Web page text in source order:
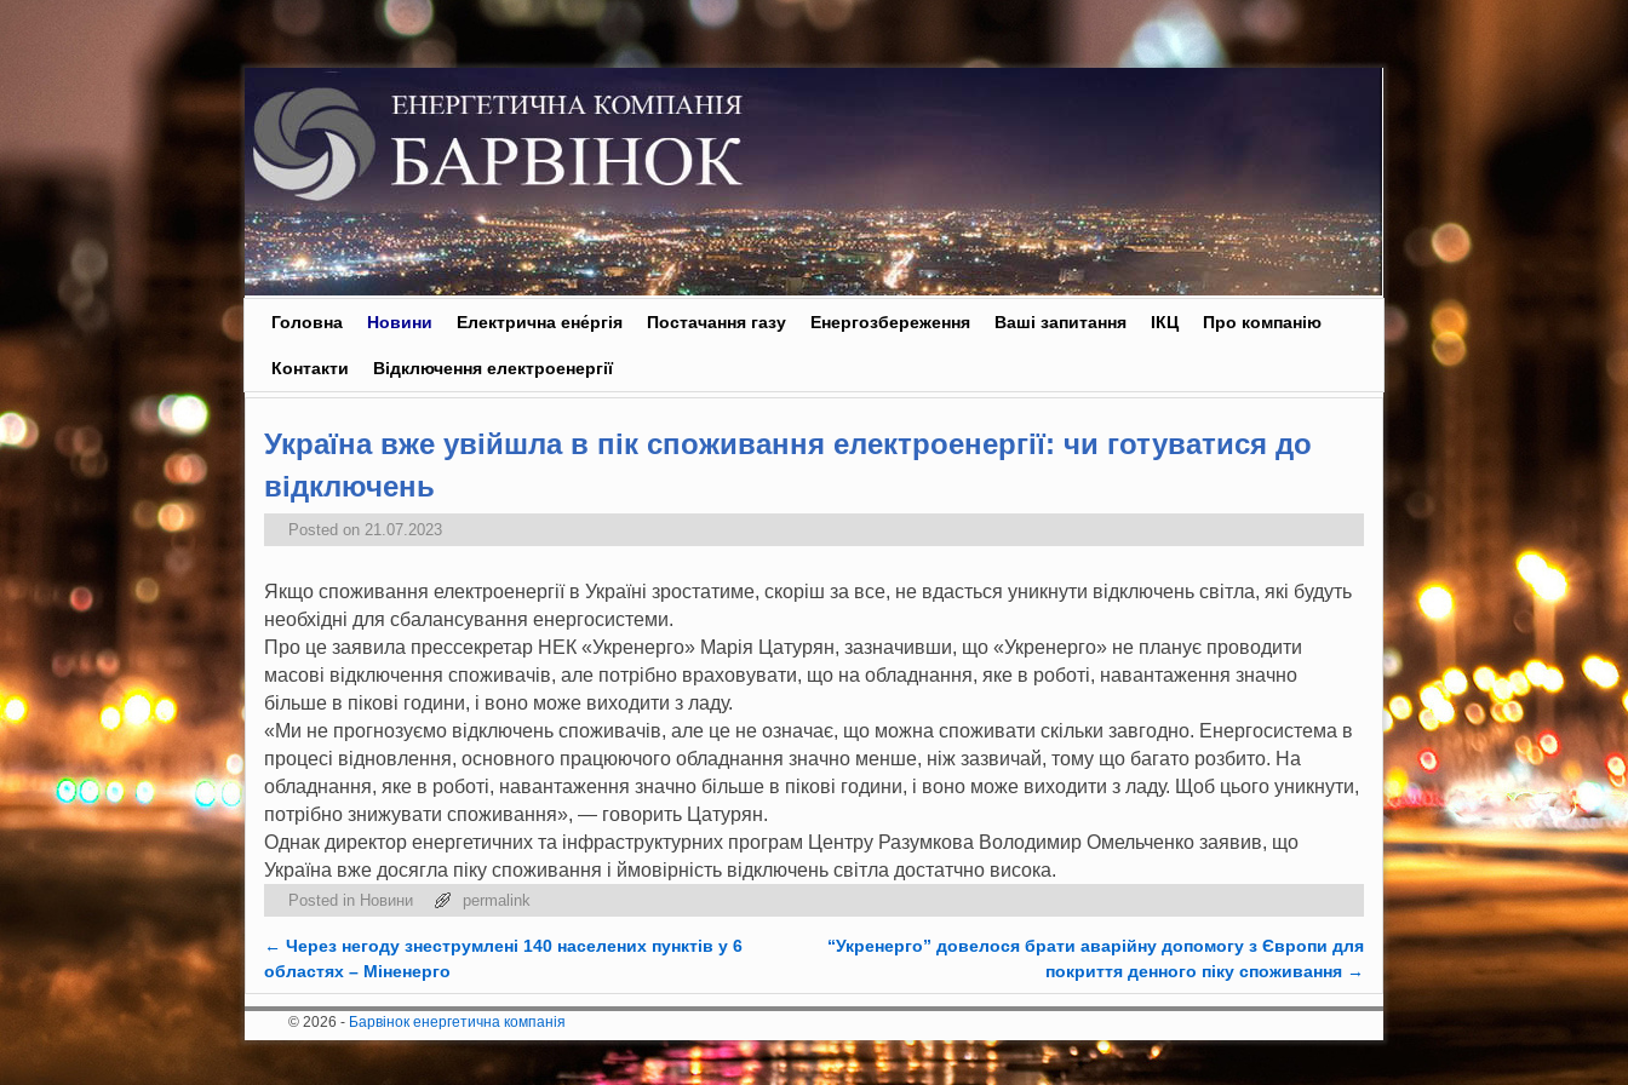
Головна Новини Електрична ене́ргія Постачання газу Енергозбереження Ваші запитання ІКЦ Про компанію
Контакти Відключення електроенергії
Україна вже увійшла в пік споживання електроенергії: чи готуватися до
відключень
Posted on 21.07.2023
Якщо споживання електроенергії в Україні зростатиме, скоріш за все, не вдасться уникнути відключень світла, які будуть
необхідні для сбалансування енергосистеми.
Про це заявила прессекретар НЕК «Укренерго» Марія Цатурян, зазначивши, що «Укренерго» не планує проводити
масові відключення споживачів, але потрібно враховувати, що на обладнання, яке в роботі, навантаження значно
більше в пікові години, і воно може виходити з ладу.
«Ми не прогнозуємо відключень споживачів, але це не означає, що можна споживати скільки завгодно. Енергосистема в
процесі відновлення, основного працюючого обладнання значно менше, ніж зазвичай, тому що багато розбито. На
обладнання, яке в роботі, навантаження значно більше в пікові години, і воно може виходити з ладу. Щоб цього уникнути,
потрібно знижувати споживання», — говорить Цатурян.
Однак директор енергетичних та інфраструктурних програм Центру Разумкова Володимир Омельченко заявив, що
Україна вже досягла піку споживання і ймовірність відключень світла достатчно висока.
Posted in Новини permalink
Post navigation
← Через негоду знеструмлені 140 населених пунктів у 6
областях – Міненерго
“Укренерго” довелося брати аварійну допомогу з Європи для
покриття денного піку споживання →
© 2026 - Барвінок енергетична компанія